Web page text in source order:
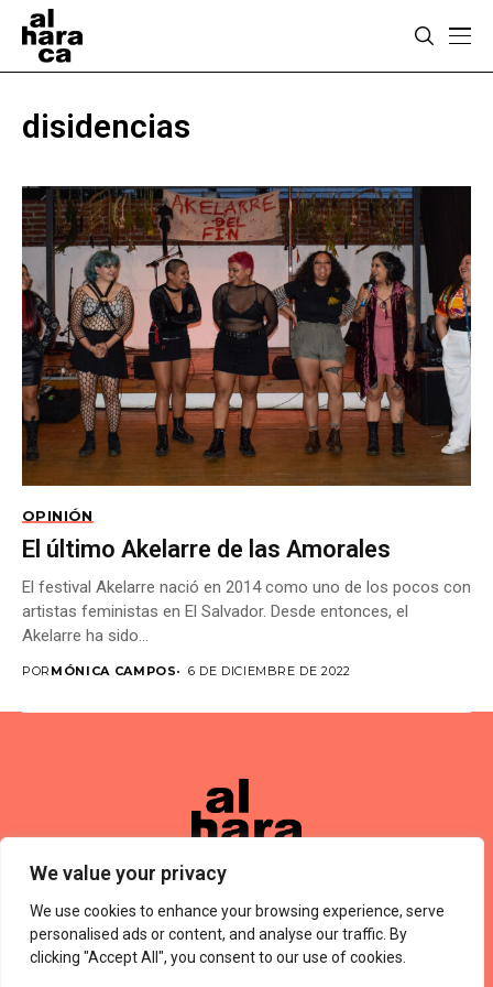
We value your privacy
We use cookies to enhance your browsing experience, serve
personalised ads or content, and analyse our traffic. By
clicking "Accept All", you consent to our use of cookies.
disidencias
OPINIÓN
El último Akelarre de las Amorales
El festival Akelarre nació en 2014 como uno de los pocos con
artistas feministas en El Salvador. Desde entonces, el
Akelarre ha sido...
POR MÓNICA CAMPOS 6 DE DICIEMBRE DE 2022
Términos De UsoAbout UsPolítica De Privacidad
Private PolicyForums
© 2024 Alharaca